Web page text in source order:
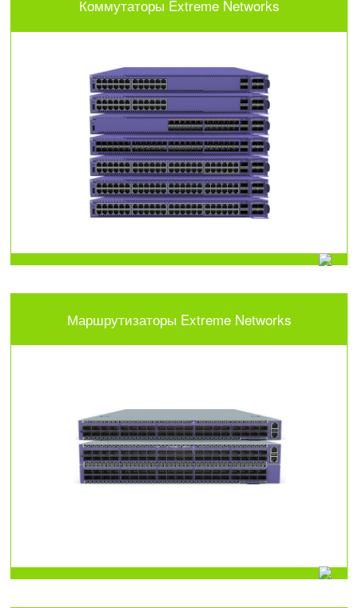
Коммутаторы Extreme Networks
Маршрутизаторы Extreme Networks